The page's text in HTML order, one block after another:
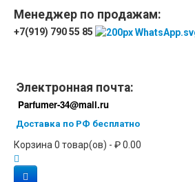
Менеджер по продажам:
+7(919) 790 55 85
Электронная почта:
Parfumer-34@mail.ru
Доставка по РФ бесплатно
Корзина 0 товар(ов) - ₽ 0.00
Парфюмерия
Новинки
Отзывы
Доставка